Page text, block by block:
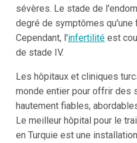
sévères. Le stade de
degré de symptômes qu'une
Cependant, l'infertilitéest
de stade IV.
Les hôpitaux et cliniques
monde entier pour offrir des
hautement fiables,
Le meilleur hôpital pour le
en Turquie est une